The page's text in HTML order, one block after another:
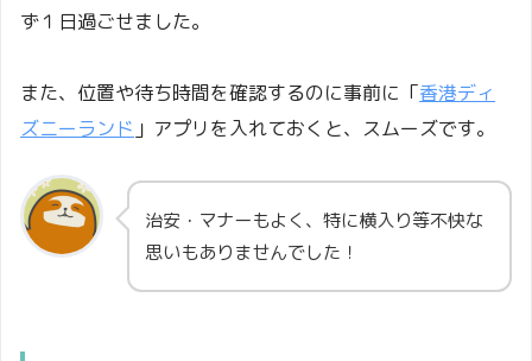
ず１日過ごせました。
また、位置や待ち時間を確認するのに事前に「香港ディ
ズニーランド 」アプリを入れておくと、スムーズです。
治安・マナーもよく、特に横入り等不快な
思いもありませんでした！